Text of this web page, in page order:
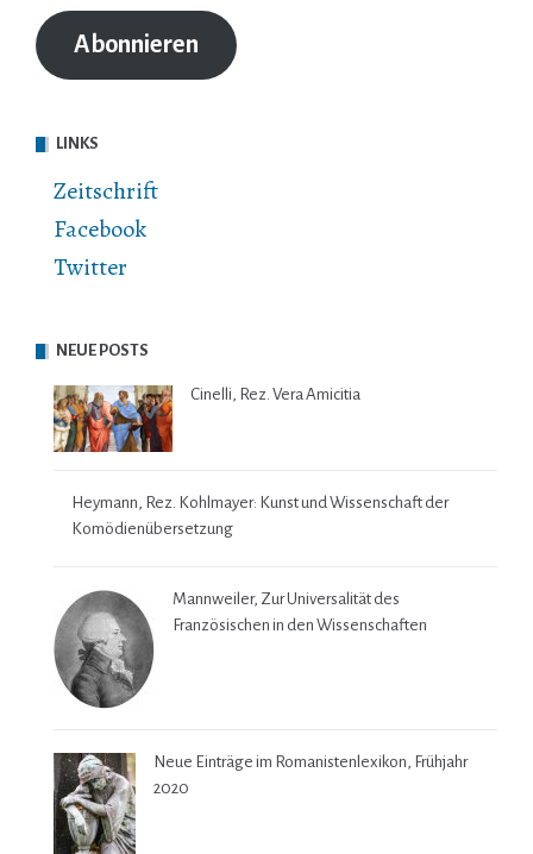
Adresse
Abonnieren
LINKS
Zeitschrift
Facebook
Twitter
NEUE POSTS
Cinelli, Rez. Vera Amicitia
Heymann, Rez. Kohlmayer: Kunst und Wissenschaft der
Komödienübersetzung
Mannweiler, Zur Universalität des
Französischen in den Wissenschaften
Neue Einträge im Romanistenlexikon, Frühjahr
2020